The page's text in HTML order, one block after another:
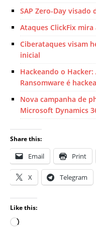
SAP Zero-Day visado
Ataques ClickFix
Ciberataques visam
inicial
Hackeando o
Ransomware é
Nova campanha de
Microsoft Dynamics
Share this:
Email Print
X Telegram
Like this: